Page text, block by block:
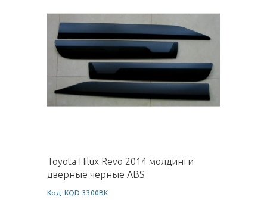
Toyota Hilux Revo 2014 молдинги
дверные черные ABS
Код: KQD-3300BK